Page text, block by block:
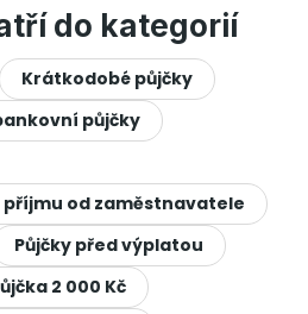
do kategorií
Krátkodobé půjčky
půjčky
příjmu od zaměstnavatele
Půjčky před výplatou
2 000 Kč